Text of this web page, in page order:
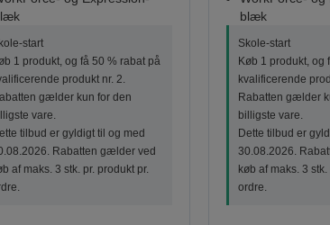
start
1 produkt, og få 50 % rabat på
produkt nr. 2.
gælder kun for den
vare.
tilbud er gyldigt til og med
Rabatten gælder ved
af maks. 3 stk. pr. produkt pr.
blæk
Skole-start
Køb 1 produkt, og
kvalificerende
Rabatten gælder
billigste vare.
Dette tilbud er
30.08.2026.
køb af maks. 3
ordre.